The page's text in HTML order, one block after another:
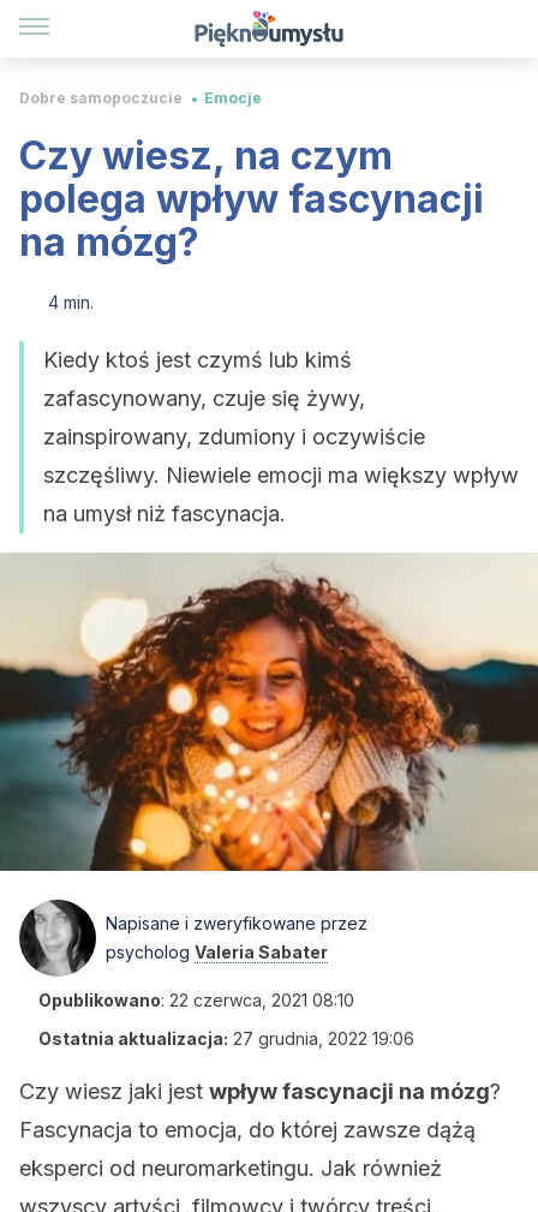
Dobre samopoczucie Emocje
Czy wiesz, na czym
polega wpływ fascynacji
na mózg?
4 min.
Kiedy ktoś jest czymś lub kimś
zafascynowany, czuje się żywy,
zainspirowany, zdumiony i oczywiście
szczęśliwy. Niewiele emocji ma większy wpływ
na umysł niż fascynacja.
Napisane i zweryfikowane przez
psycholog Valeria Sabater
Opublikowano: 22 czerwca, 2021 08:10
Ostatnia aktualizacja: 27 grudnia, 2022 19:06
Czy wiesz jaki jest wpływ fascynacji na mózg?
Fascynacja to emocja, do której zawsze dążą
eksperci od neuromarketingu. Jak również
wszyscy artyści, filmowcy i twórcy treści.